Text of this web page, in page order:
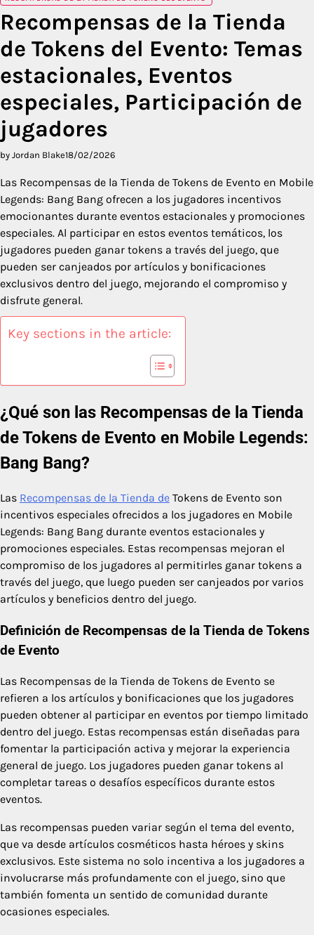
Recompensas de la Tienda
de Tokens del Evento: Temas
estacionales, Eventos
especiales, Participación de
jugadores
by Jordan Blake18/02/2026
Las Recompensas de la Tienda de Tokens de Evento en Mobile
Legends: Bang Bang ofrecen a los jugadores incentivos
emocionantes durante eventos estacionales y promociones
especiales. Al participar en estos eventos temáticos, los
jugadores pueden ganar tokens a través del juego, que
pueden ser canjeados por artículos y bonificaciones
exclusivos dentro del juego, mejorando el compromiso y
disfrute general.
Key sections in the article:
¿Qué son las Recompensas de la Tienda
de Tokens de Evento en Mobile Legends:
Bang Bang?
Las Recompensas de la Tienda de Tokens de Evento son
incentivos especiales ofrecidos a los jugadores en Mobile
Legends: Bang Bang durante eventos estacionales y
promociones especiales. Estas recompensas mejoran el
compromiso de los jugadores al permitirles ganar tokens a
través del juego, que luego pueden ser canjeados por varios
artículos y beneficios dentro del juego.
Definición de Recompensas de la Tienda de Tokens
de Evento
Las Recompensas de la Tienda de Tokens de Evento se
refieren a los artículos y bonificaciones que los jugadores
pueden obtener al participar en eventos por tiempo limitado
dentro del juego. Estas recompensas están diseñadas para
fomentar la participación activa y mejorar la experiencia
general de juego. Los jugadores pueden ganar tokens al
completar tareas o desafíos específicos durante estos
eventos.
Las recompensas pueden variar según el tema del evento,
que va desde artículos cosméticos hasta héroes y skins
exclusivos. Este sistema no solo incentiva a los jugadores a
involucrarse más profundamente con el juego, sino que
también fomenta un sentido de comunidad durante
ocasiones especiales.